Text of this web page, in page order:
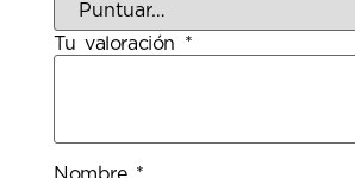
Tu valoración *